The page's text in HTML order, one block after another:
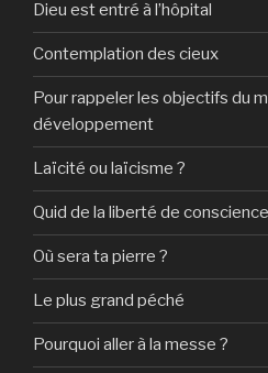
Dieu est entré à l’hôpital
Contemplation des cieux
Pour rappeler les objectifs du
développement
Laïcité ou laïcisme ?
Quid de la liberté de
Où sera ta pierre ?
Le plus grand péché
Pourquoi aller à la messe ?